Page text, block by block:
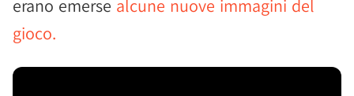
erano emerse alcune nuove immagini del
gioco.